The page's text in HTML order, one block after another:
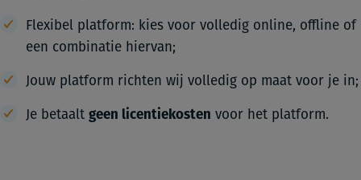
Flexibel platform: kies voor volledig online, offline of
een combinatie hiervan;
Jouw platform richten wij volledig op maat voor je in;
Je betaalt geen licentiekosten voor het platform.